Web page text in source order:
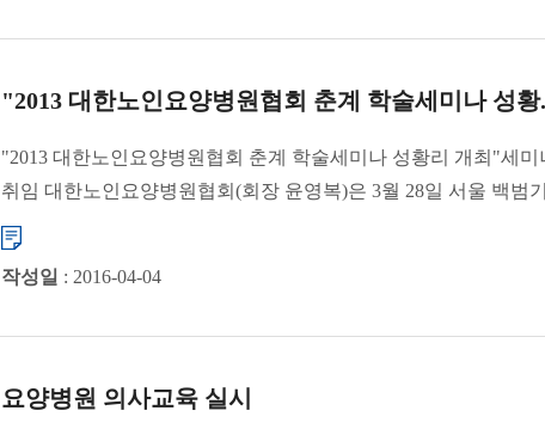
"2013 대한노인요양병원협회 춘계 학술세미나 성황
"2013 대한노인요양병원협회 춘계 학술세미나 성황리 개최"세
취임 대한노인요양병원협회(회장 윤영복)은 3월 28일 서울 백범
개최...
작성일 : 2016-04-04
요양병원 의사교육 실시